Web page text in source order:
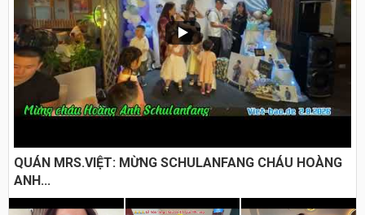
QUÁN MRS.VIỆT: MỪNG SCHULANFANG CHÁU HOÀNG
ANH...